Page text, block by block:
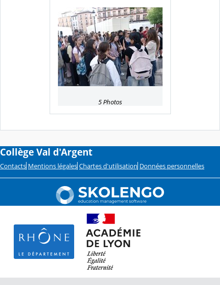
5 Photos
Collège Val d'Argent
Contacts Mentions légales Chartes d'utilisation Données personnelles